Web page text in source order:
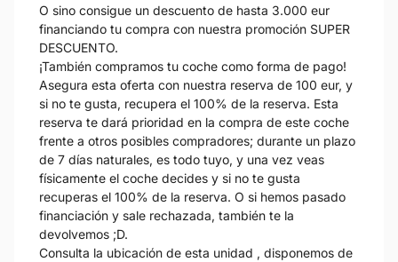
O sino consigue un descuento de hasta 3.000 eur
financiando tu compra con nuestra promoción SUPER
DESCUENTO.
¡También compramos tu coche como forma de pago!
Asegura esta oferta con nuestra reserva de 100 eur, y
si no te gusta, recupera el 100% de la reserva. Esta
reserva te dará prioridad en la compra de este coche
frente a otros posibles compradores; durante un plazo
de 7 días naturales, es todo tuyo, y una vez veas
físicamente el coche decides y si no te gusta
recuperas el 100% de la reserva. O si hemos pasado
financiación y sale rechazada, también te la
devolvemos ;D.
Consulta la ubicación de esta unidad , disponemos de